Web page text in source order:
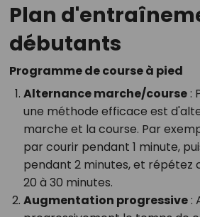
Plan
débutants
Programme de course à pied
Alternance marche/course:
une méthode efficace est
marche et la course. Par
par courir pendant 1 minute,
pendant 2 minutes, et répétez
20 à 30 minutes.
Augmentation progressive: